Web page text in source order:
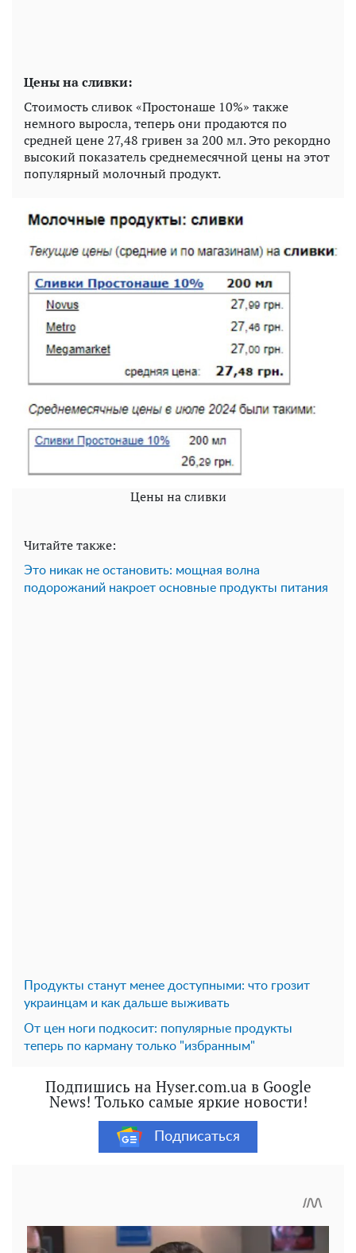
Цены на сливки:
Стоимость сливок «Простонаше 10%» также
немного выросла, теперь они продаются по
средней цене 27,48 гривен за 200 мл. Это рекордно
высокий показатель среднемесячной цены на этот
популярный молочный продукт.
Цены на сливки
Читайте также:
Это никак не остановить: мощная волна
подорожаний накроет основные продукты питания
Продукты станут менее доступными: что грозит
украинцам и как дальше выживать
От цен ноги подкосит: популярные продукты
теперь по карману только "избранным"
Подпишись на Hyser.com.ua в Google
News! Только самые яркие новости!
Подписаться